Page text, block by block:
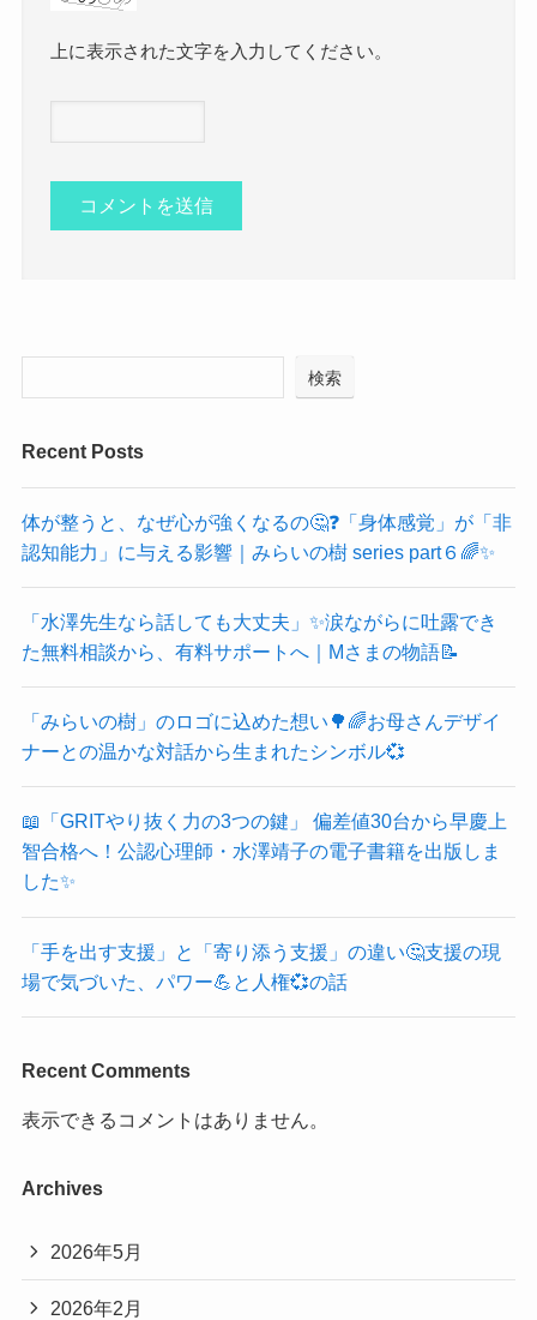
上に表示された文字を入力してください。
検索
Recent Posts
体が整うと、なぜ心が強くなるの🤔❓「身体感覚」が「非
認知能力」に与える影響｜みらいの樹 series part６🌈✨
「水澤先生なら話しても大丈夫」✨涙ながらに吐露でき
た無料相談から、有料サポートへ｜Mさまの物語📝
「みらいの樹」のロゴに込めた想い🌳🌈お母さんデザイ
ナーとの温かな対話から生まれたシンボル💞
📖「GRITやり抜く力の3つの鍵」 偏差値30台から早慶上
智合格へ！公認心理師・水澤靖子の電子書籍を出版しま
した✨
「手を出す支援」と「寄り添う支援」の違い🤔支援の現
場で気づいた、パワー💪と人権💞の話
Recent Comments
表示できるコメントはありません。
Archives
2026年5月
2026年2月